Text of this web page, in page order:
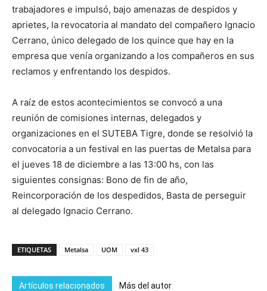
trabajadores e impulsó, bajo amenazas de despidos y
aprietes, la revocatoria al mandato del compañero Ignacio
Cerrano, único delegado de los quince que hay en la
empresa que venía organizando a los compañeros en sus
reclamos y enfrentando los despidos.
A raíz de estos acontecimientos se convocó a una
reunión de comisiones internas, delegados y
organizaciones en el SUTEBA Tigre, donde se resolvió la
convocatoria a un festival en las puertas de Metalsa para
el jueves 18 de diciembre a las 13:00 hs, con las
siguientes consignas: Bono de fin de año,
Reincorporación de los despedidos, Basta de perseguir
al delegado Ignacio Cerrano.
ETIQUETAS Metalsa UOM vxl 43
Artículos relacionados Más del autor